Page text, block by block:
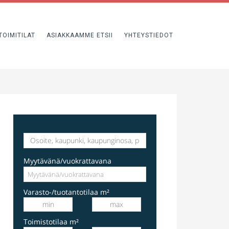
ASIAKKAAMME ETSII YHTEYSTIEDOT
Myytävänä/vuokrattavana
Varasto-/tuotantotilaa m²
Toimistotilaa m²
Hakkilankaari 1, Vantaa, Suomi, Hakkila